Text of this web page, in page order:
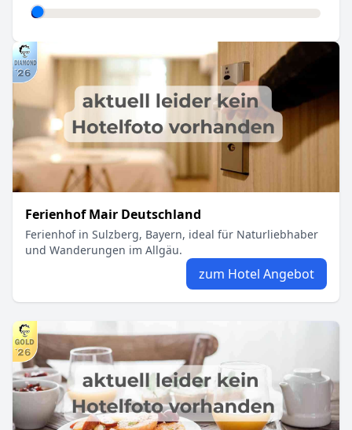
Ferienhof Mair Deutschland
Ferienhof in Sulzberg, Bayern, ideal für Naturliebhaber
und Wanderungen im Allgäu.
zum Hotel Angebot